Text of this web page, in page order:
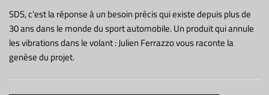
SDS, c'est la réponse à un besoin précis qui existe depuis plus de
30 ans dans le monde du sport automobile. Un produit qui annule
les vibrations dans le volant : Julien Ferrazzo vous raconte la
genèse du projet.